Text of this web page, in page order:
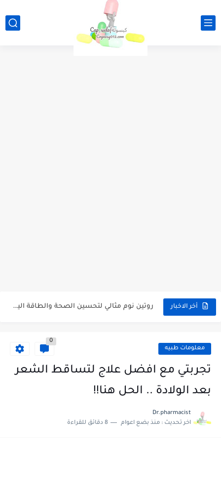
أخر الاخبار روتين نوم مثالي لتحسين الصحة والطاقة اليومية
أفضل مكملات طبيعية للقولون والنوم العميق (مدعومة بدراسات) معلومات طبيه
0
تجربتي مع افضل علاج لتساقط الشعر
بعد الولادة .. الحل هنا!!
Dr.pharmacist
اخر تحديث : منذ بضع اعوام 8 دقائق للقراءة